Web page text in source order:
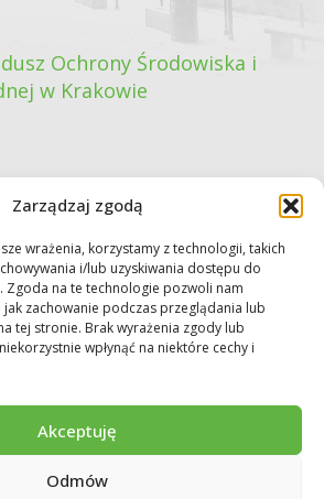
Zarządzaj zgodą
wrażenia, korzystamy z technologii, takich
i/lub uzyskiwania dostępu do
Zgoda na te technologie pozwoli nam
zachowanie podczas przeglądania lub
tej stronie. Brak wyrażenia zgody lub
wpłynąć na niektóre cechy i
Akceptuję
Odmów
Ochrony Środowiska i
w Krakowie
podawczy
w Krakowie. Wszystkie prawa zastrzeżone.